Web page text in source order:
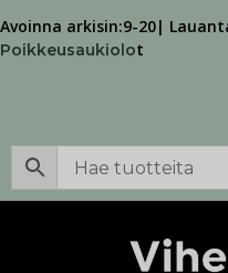
Avoinna arkisin:9-20|
Poikkeusaukiolot